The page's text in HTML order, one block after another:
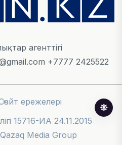
ұйымдастыратын ЖИ
«жолбарыс» фотосы
агенттігі
+7777 2425522
ережелері
15716-ИА 24.11.2015
Media Group